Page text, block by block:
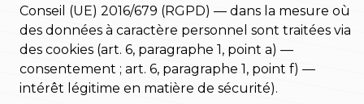
Conseil (UE) 2016/679 (RGPD) — dans la mesure où
des données à caractère personnel sont traitées via
des cookies (art. 6, paragraphe 1, point a) —
consentement ; art. 6, paragraphe 1, point f) —
intérêt légitime en matière de sécurité).